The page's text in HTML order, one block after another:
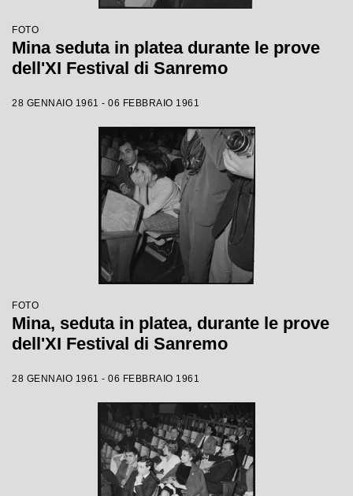
FOTO
Mina seduta in platea durante le prove
dell'XI Festival di Sanremo
28 GENNAIO 1961 - 06 FEBBRAIO 1961
FOTO
Mina, seduta in platea, durante le prove
dell'XI Festival di Sanremo
28 GENNAIO 1961 - 06 FEBBRAIO 1961